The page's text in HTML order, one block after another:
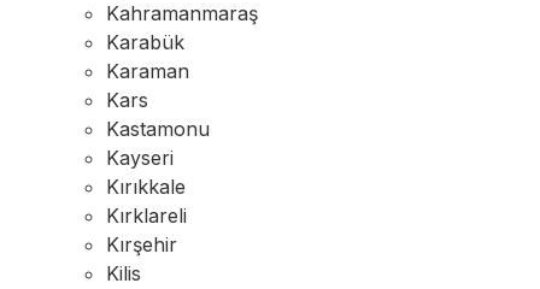
Kahramanmaraş
Karabük
Karaman
Kars
Kastamonu
Kayseri
Kırıkkale
Kırklareli
Kırşehir
Kilis